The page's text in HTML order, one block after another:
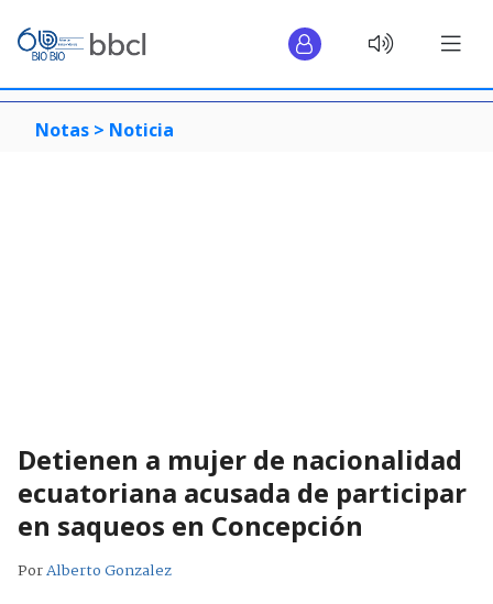
Notas > Noticia
Detienen a mujer de nacionalidad
ecuatoriana acusada de participar
en saqueos en Concepción
PorAlberto Gonzalez